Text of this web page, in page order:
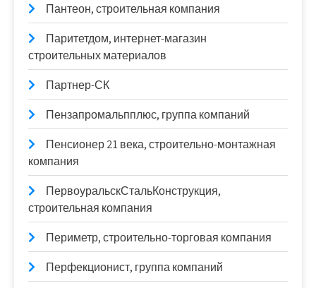
Пантеон, строительная компания
Паритетдом, интернет-магазин
строительных материалов
Партнер-СК
Пензапромальпплюс, группа компаний
Пенсионер 21 века, строительно-монтажная
компания
ПервоуральскСтальКонструкция,
строительная компания
Периметр, строительно-торговая компания
Перфекционист, группа компаний